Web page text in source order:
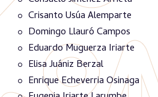
Crisanto Usúa Alemparte
Domingo Llauró Campos
Eduardo Muguerza Iriarte
Elisa Juániz Berzal
Enrique Echeverria Osinaga